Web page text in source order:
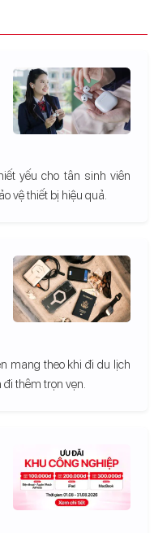
yếu cho tân sinh viên
vệ thiết bị hiệu quả.
mang theo khi đi du lịch
thêm trọn vẹn.